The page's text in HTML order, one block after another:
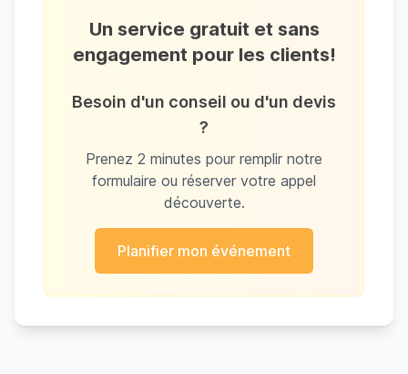
Un service gratuit et sans
engagement pour les clients!
Besoin d'un conseil ou d'un devis
?
Prenez 2 minutes pour remplir notre
formulaire ou réserver votre appel
découverte.
Planifier mon événement